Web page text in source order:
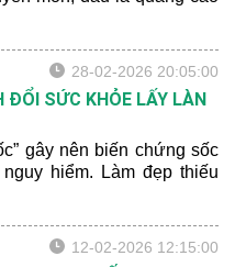
28-02-2026 20:05:00
ĐỔI SỨC KHỎE LẤY LÀN
gây nên biến chứng sốc
hiểm. Làm đẹp thiếu
12-02-2026 12:15:00